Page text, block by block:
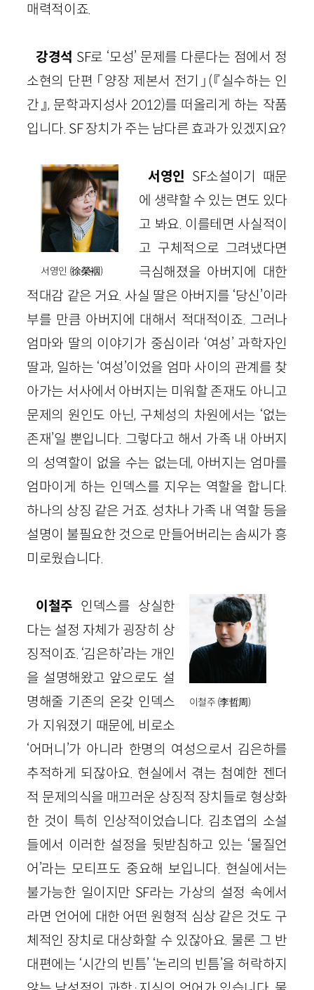
매력적이죠.
강경석 SF로 ‘모성’ 문제를 다룬다는 점에서 정
소현의 단편 「양장 제본서 전기」(『실수하는 인
간』, 문학과지성사 2012)를 떠올리게 하는 작품
입니다. SF 장치가 주는 남다른 효과가 있겠지요?
서영인 (徐榮裀)
서영인 SF소설이기 때문
에 생략할 수 있는 면도 있다
고 봐요. 이를테면 사실적이
고 구체적으로 그려냈다면
극심해졌을 아버지에 대한
적대감 같은 거요. 사실 딸은 아버지를 ‘당신’이라
부를 만큼 아버지에 대해서 적대적이죠. 그러나
엄마와 딸의 이야기가 중심이라 ‘여성’ 과학자인
딸과, 일하는 ‘여성’이었을 엄마 사이의 관계를 찾
아가는 서사에서 아버지는 미워할 존재도 아니고
문제의 원인도 아닌, 구체성의 차원에서는 ‘없는
존재’일 뿐입니다. 그렇다고 해서 가족 내 아버지
의 성역할이 없을 수는 없는데, 아버지는 엄마를
엄마이게 하는 인덱스를 지우는 역할을 합니다.
하나의 상징 같은 거죠. 성차나 가족 내 역할 등을
설명이 불필요한 것으로 만들어버리는 솜씨가 흥
미로웠습니다.
이철주 (李哲周)
이철주 인덱스를 상실한
다는 설정 자체가 굉장히 상
징적이죠. ‘김은하’라는 개인
을 설명해왔고 앞으로도 설
명해줄 기존의 온갖 인덱스
가 지워졌기 때문에, 비로소
‘어머니’가 아니라 한명의 여성으로서 김은하를
추적하게 되잖아요. 현실에서 겪는 첨예한 젠더
적 문제의식을 매끄러운 상징적 장치들로 형상화
한 것이 특히 인상적이었습니다. 김초엽의 소설
들에서 이러한 설정을 뒷받침하고 있는 ‘물질언
어’라는 모티프도 중요해 보입니다. 현실에서는
불가능한 일이지만 SF라는 가상의 설정 속에서
라면 언어에 대한 어떤 원형적 심상 같은 것도 구
체적인 장치로 대상화할 수 있잖아요. 물론 그 반
대편에는 ‘시간의 빈틈’ ‘논리의 빈틈’을 허락하지